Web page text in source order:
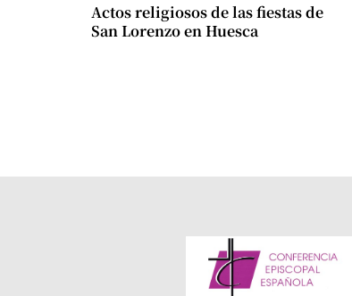
Actos religiosos de las fiestas de
San Lorenzo en Huesca